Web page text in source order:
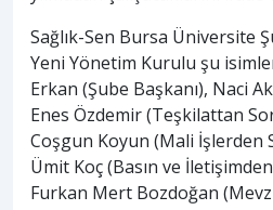
Sağlık-Sen Bursa Üniversite
Yeni Yönetim Kurulu şu
Erkan (Şube Başkanı), Naci
Enes Özdemir (Teşkilattan
Coşgun Koyun (Mali İşlerden
Ümit Koç (Basın ve
Furkan Mert Bozdoğan